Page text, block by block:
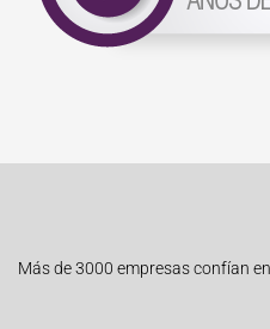
Más de 3000 empresas confían